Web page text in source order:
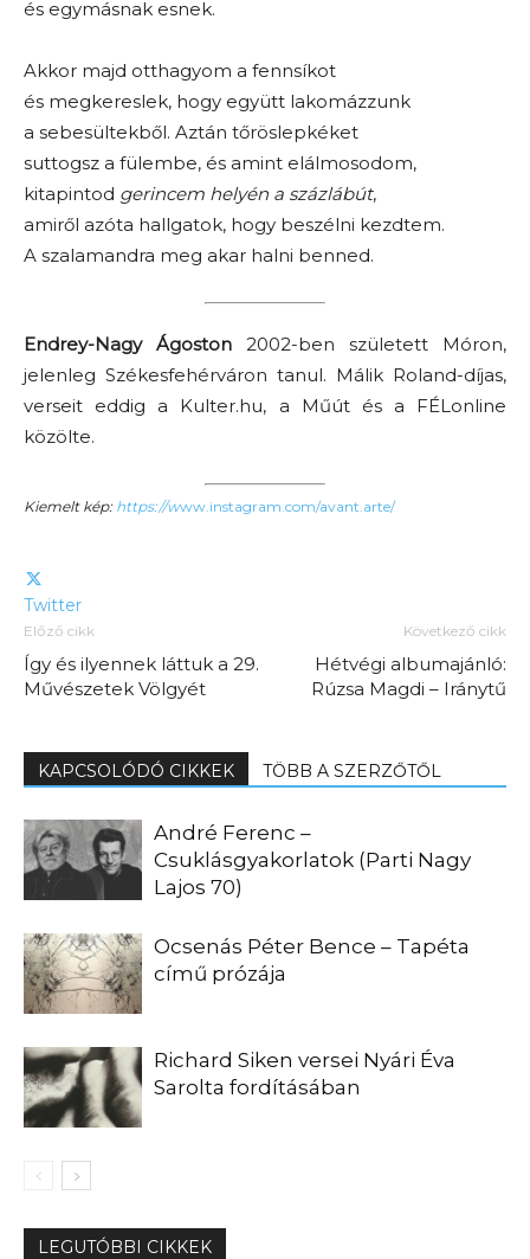
és egymásnak esnek.
Akkor majd otthagyom a fennsíkot
és megkereslek, hogy együtt lakomázzunk
a sebesültekből. Aztán tőröslepkéket
suttogsz a fülembe, és amint elálmosodom,
kitapintod gerincem helyén a százlábút,
amiről azóta hallgatok, hogy beszélni kezdtem.
A szalamandra meg akar halni benned.
Endrey-Nagy Ágoston 2002-ben született Móron,
jelenleg Székesfehérváron tanul. Málik Roland-díjas,
verseit eddig a Kulter.hu, a Műút és a FÉLonline
közölte.
Kiemelt kép: https://www.instagram.com/avant.arte/
Twitter
Előző cikk
Így és ilyennek láttuk a 29.
Művészetek Völgyét
Következő cikk
Hétvégi albumajánló:
Rúzsa Magdi – Iránytű
KAPCSOLÓDÓ CIKKEK TÖBB A SZERZŐTŐL
André Ferenc –
Csuklásgyakorlatok (Parti Nagy
Lajos 70)
Ocsenás Péter Bence – Tapéta
című prózája
Richard Siken versei Nyári Éva
Sarolta fordításában
LEGUTÓBBI CIKKEK